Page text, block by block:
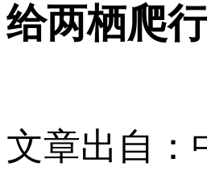
给两栖爬
文章出自